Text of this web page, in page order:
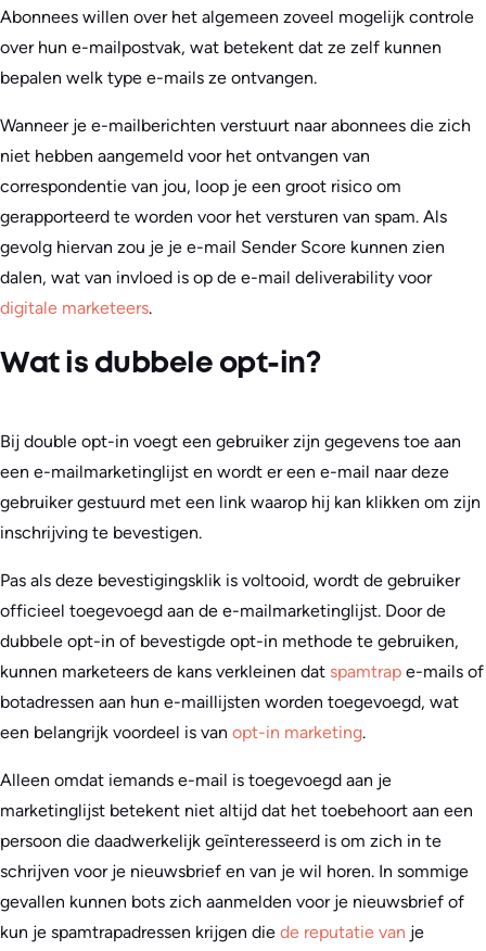
Abonnees willen over het algemeen zoveel mogelijk controle
over hun e-mailpostvak, wat betekent dat ze zelf kunnen
bepalen welk type e-mails ze ontvangen.
Wanneer je e-mailberichten verstuurt naar abonnees die zich
niet hebben aangemeld voor het ontvangen van
correspondentie van jou, loop je een groot risico om
gerapporteerd te worden voor het versturen van spam. Als
gevolg hiervan zou je je e-mail Sender Score kunnen zien
dalen, wat van invloed is op de e-mail deliverability voor
digitale marketeers.
Wat is dubbele opt-in?
Bij double opt-in voegt een gebruiker zijn gegevens toe aan
een e-mailmarketinglijst en wordt er een e-mail naar deze
gebruiker gestuurd met een link waarop hij kan klikken om zijn
inschrijving te bevestigen.
Pas als deze bevestigingsklik is voltooid, wordt de gebruiker
officieel toegevoegd aan de e-mailmarketinglijst. Door de
dubbele opt-in of bevestigde opt-in methode te gebruiken,
kunnen marketeers de kans verkleinen dat spamtrap e-mails of
botadressen aan hun e-maillijsten worden toegevoegd, wat
een belangrijk voordeel is van opt-in marketing.
Alleen omdat iemands e-mail is toegevoegd aan je
marketinglijst betekent niet altijd dat het toebehoort aan een
persoon die daadwerkelijk geïnteresseerd is om zich in te
schrijven voor je nieuwsbrief en van je wil horen. In sommige
gevallen kunnen bots zich aanmelden voor je nieuwsbrief of
kun je spamtrapadressen krijgen die de reputatie van je